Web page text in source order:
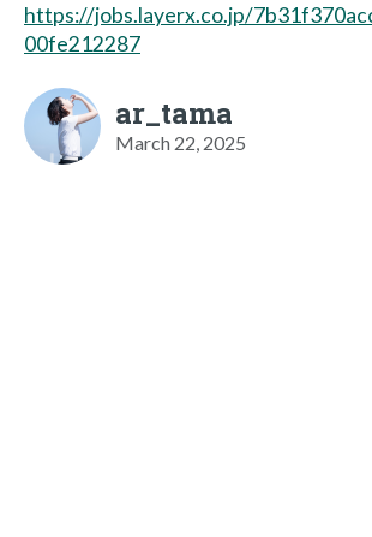
https://jobs.layerx.co.jp/
00fe212287
ar_tama
March 22, 2025